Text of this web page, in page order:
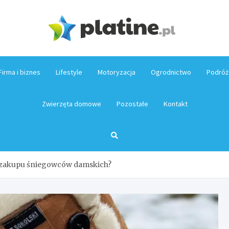
i biznes Lifestyle Motoryzacja Ogrodnictwo
Zwierzęta domowe Pozostałe Kontakt
śniegowców damskich?